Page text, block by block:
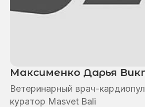
Максименко Дарья
Ветеринарный врач-
куратор Masvet Bali